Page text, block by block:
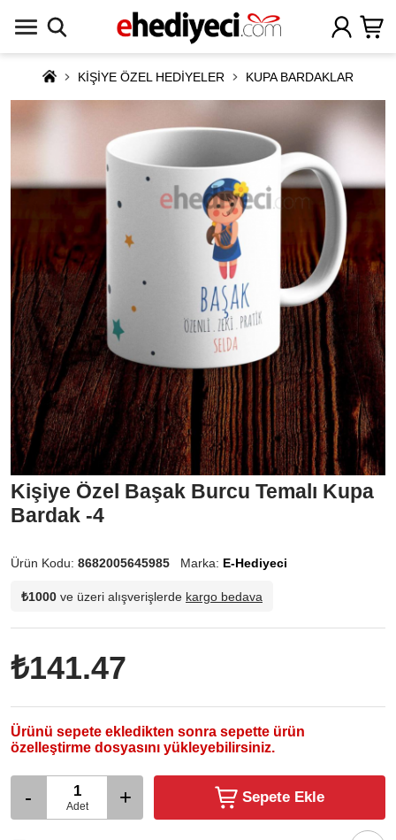
KİŞİYE ÖZEL HEDİYELER KUPA BARDAKLAR
Kişiye Özel Başak Burcu Temalı Kupa
Bardak -4
Ürün Kodu: 8682005645985 Marka: E-Hediyeci
₺1000 ve üzeri alışverişlerde kargo bedava
₺141.47
Ürünü sepete ekledikten sonra sepette ürün
özelleştirme dosyasını yükleyebilirsiniz.
- Adet + Sepete Ekle